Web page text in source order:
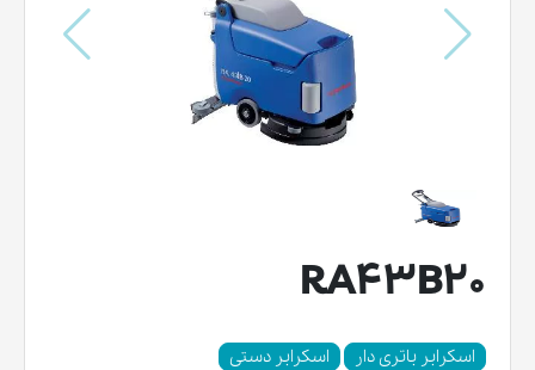
RA43B20
اسکرابر باتری دار
اسکرابر دستی